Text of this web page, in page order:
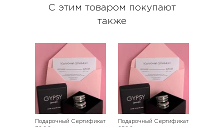
С этим товаром покупают
также
Подарочный Сертификат
Подарочный Сертификат